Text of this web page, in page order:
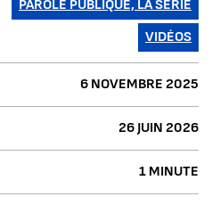
PAROLE PUBLIQUE, LA SÉRIE
VIDÉOS
6 NOVEMBRE 2025
26 JUIN 2026
1 MINUTE